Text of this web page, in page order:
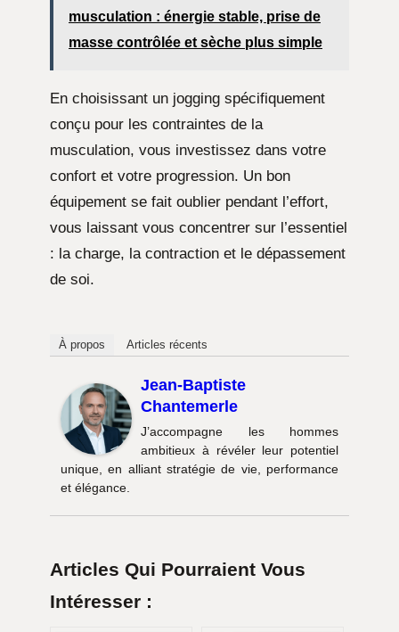
musculation : énergie stable, prise de
masse contrôlée et sèche plus simple
En choisissant un jogging spécifiquement
conçu pour les contraintes de la
musculation, vous investissez dans votre
confort et votre progression. Un bon
équipement se fait oublier pendant l’effort,
vous laissant vous concentrer sur l’essentiel
: la charge, la contraction et le dépassement
de soi.
À propos Articles récents
Jean-Baptiste
Chantemerle
J’accompagne les hommes
ambitieux à révéler leur potentiel
unique, en alliant stratégie de vie, performance
et élégance.
Articles Qui Pourraient Vous
Intéresser :